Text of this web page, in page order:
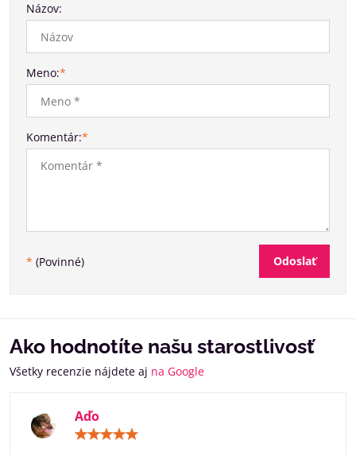
Názov:
Meno:*
Komentár:*
* (Povinné) Odoslať
Ako hodnotíte našu starostlivosť
Všetky recenzie nájdete aj na Google
Aďo